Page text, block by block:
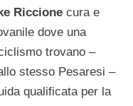
Riccione cura e
dove una
trovano –
stesso Pesaresi –
qualificata per la